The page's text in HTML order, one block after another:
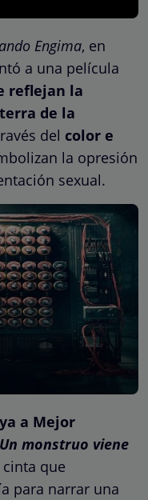
Engima, en
a una película
reflejan la
de la
del color e
la opresión
sexual.
a Mejor
Un monstruo viene
cinta que
para narrar una